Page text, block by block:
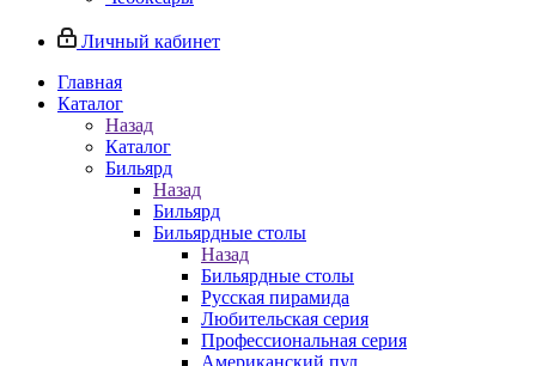
Личный кабинет
Главная
Каталог
Назад
Каталог
Бильярд
Назад
Бильярд
Бильярдные столы
Назад
Бильярдные столы
Русская пирамида
Любительская серия
Профессиональная серия
Американский пул